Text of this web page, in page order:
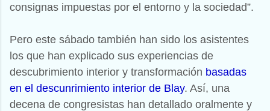
consignas impuestas por el entorno y la sociedad”.
Pero este sábado también han sido los asistentes
los que han explicado sus experiencias de
descubrimiento interior y transformación basadas
en el descunrimiento interior de Blay. Así, una
decena de congresistas han detallado oralmente y